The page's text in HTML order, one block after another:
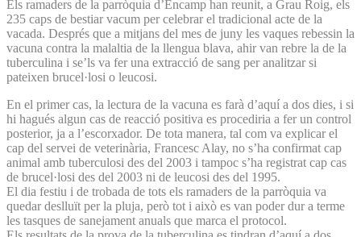
Els ramaders de la parròquia d’Encamp han reunit, a Grau Roig, els
235 caps de bestiar vacum per celebrar el tradicional acte de la
vacada. Després que a mitjans del mes de juny les vaques rebessin la
vacuna contra la malaltia de la llengua blava, ahir van rebre la de la
tuberculina i se’ls va fer una extracció de sang per analitzar si
pateixen brucel·losi o leucosi.
En el primer cas, la lectura de la vacuna es farà d’aquí a dos dies, i si
hi hagués algun cas de reacció positiva es procediria a fer un control
posterior, ja a l’escorxador. De tota manera, tal com va explicar el
cap del servei de veterinària, Francesc Alay, no s’ha confirmat cap
animal amb tuberculosi des del 2003 i tampoc s’ha registrat cap cas
de brucel·losi des del 2003 ni de leucosi des del 1995.
El dia festiu i de trobada de tots els ramaders de la parròquia va
quedar deslluït per la pluja, però tot i això es van poder dur a terme
les tasques de sanejament anuals que marca el protocol.